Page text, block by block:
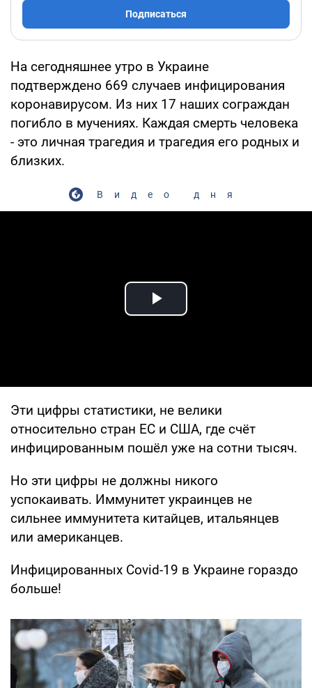
Подписаться
На сегодняшнее утро в Украине
подтверждено 669 случаев инфицирования
коронавирусом. Из них 17 наших сограждан
погибло в мучениях. Каждая смерть человека
- это личная трагедия и трагедия его родных и
близких.
Видео дня
Play Video
Эти цифры статистики, не велики
относительно стран ЕС и США, где счёт
инфицированным пошёл уже на сотни тысяч.
Но эти цифры не должны никого
успокаивать. Иммунитет украинцев не
сильнее иммунитета китайцев, итальянцев
или американцев.
Инфицированных Covid-19 в Украине гораздо
больше!